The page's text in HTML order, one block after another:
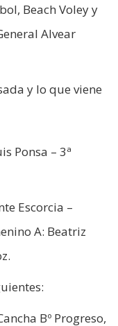
Beach Voley y
Alvear
y lo que viene
Ponsa – 3ª
Escorcia –
A: Beatriz
Bº Progreso,